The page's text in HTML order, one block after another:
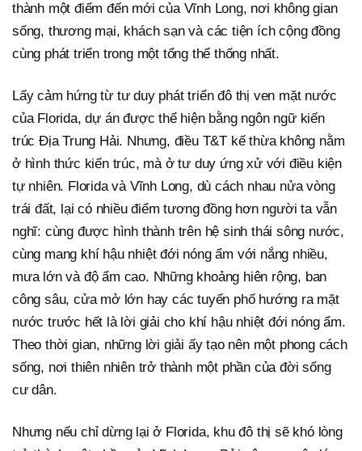
thành một điểm đến mới của Vĩnh Long, nơi không gian
sống, thương mại, khách sạn và các tiện ích cộng đồng
cùng phát triển trong một tổng thể thống nhất.
Lấy cảm hứng từ tư duy phát triển đô thị ven mặt nước
của Florida, dự án được thể hiện bằng ngôn ngữ kiến
trúc Địa Trung Hải. Nhưng, điều T&T kế thừa không nằm
ở hình thức kiến trúc, mà ở tư duy ứng xử với điều kiện
tự nhiên. Florida và Vĩnh Long, dù cách nhau nửa vòng
trái đất, lại có nhiều điểm tương đồng hơn người ta vẫn
nghĩ: cùng được hình thành trên hệ sinh thái sông nước,
cùng mang khí hậu nhiệt đới nóng ẩm với nắng nhiều,
mưa lớn và độ ẩm cao. Những khoảng hiên rộng, ban
công sâu, cửa mở lớn hay các tuyến phố hướng ra mặt
nước trước hết là lời giải cho khí hậu nhiệt đới nóng ẩm.
Theo thời gian, những lời giải ấy tạo nên một phong cách
sống, nơi thiên nhiên trở thành một phần của đời sống
cư dân.
Nhưng nếu chỉ dừng lại ở Florida, khu đô thị sẽ khó lòng